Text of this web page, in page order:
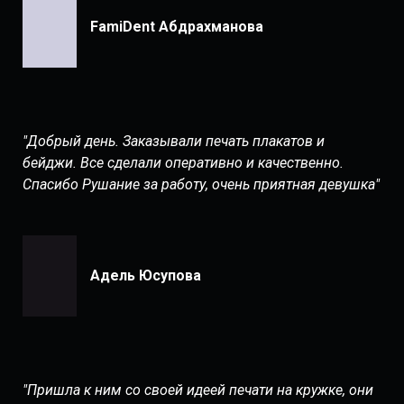
FamiDent Абдрахманова
"Добрый день. Заказывали печать плакатов и
бейджи. Все сделали оперативно и качественно.
Спасибо Рушание за работу, очень приятная девушка"
Адель Юсупова
"Пришла к ним со своей идеей печати на кружке, они